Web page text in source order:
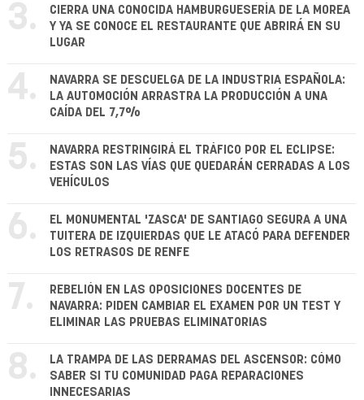
3.
CIERRA UNA CONOCIDA HAMBURGUESERÍA DE LA MOREA
Y YA SE CONOCE EL RESTAURANTE QUE ABRIRÁ EN SU
LUGAR
4.
NAVARRA SE DESCUELGA DE LA INDUSTRIA ESPAÑOLA:
LA AUTOMOCIÓN ARRASTRA LA PRODUCCIÓN A UNA
CAÍDA DEL 7,7%
5.
NAVARRA RESTRINGIRÁ EL TRÁFICO POR EL ECLIPSE:
ESTAS SON LAS VÍAS QUE QUEDARÁN CERRADAS A LOS
VEHÍCULOS
6.
EL MONUMENTAL 'ZASCA' DE SANTIAGO SEGURA A UNA
TUITERA DE IZQUIERDAS QUE LE ATACÓ PARA DEFENDER
LOS RETRASOS DE RENFE
7.
REBELIÓN EN LAS OPOSICIONES DOCENTES DE
NAVARRA: PIDEN CAMBIAR EL EXAMEN POR UN TEST Y
ELIMINAR LAS PRUEBAS ELIMINATORIAS
8.
LA TRAMPA DE LAS DERRAMAS DEL ASCENSOR: CÓMO
SABER SI TU COMUNIDAD PAGA REPARACIONES
INNECESARIAS